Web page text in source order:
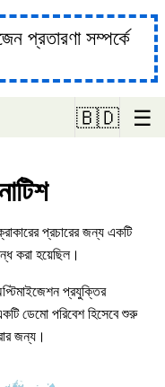
প্রতারণা সম্পর্কে
🇧🇩 ☰
প্রচারের জন্য একটি
করা হয়েছিল।
প্রযুক্তির
ডেমো পরিবেশ হিসেবে শুরু
জন্য।